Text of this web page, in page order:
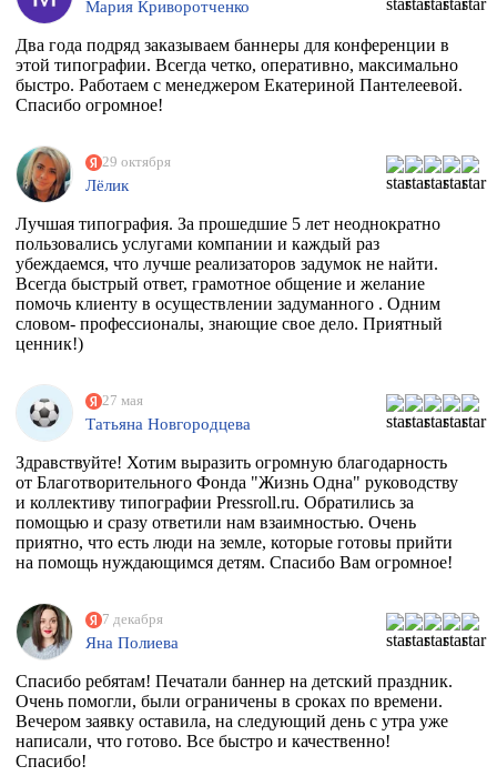
Мария Криворотченко
Два года подряд заказываем баннеры для конференции в
этой типографии. Всегда четко, оперативно, максимально
быстро. Работаем с менеджером Екатериной Пантелеевой.
Спасибо огромное!
29 октября
Лёлик
Лучшая типография. За прошедшие 5 лет неоднократно
пользовались услугами компании и каждый раз
убеждаемся, что лучше реализаторов задумок не найти.
Всегда быстрый ответ, грамотное общение и желание
помочь клиенту в осуществлении задуманного . Одним
словом- профессионалы, знающие свое дело. Приятный
ценник!)
27 мая
Татьяна Новгородцева
Здравствуйте! Хотим выразить огромную благодарность
от Благотворительного Фонда "Жизнь Одна" руководству
и коллективу типографии Pressroll.ru. Обратились за
помощью и сразу ответили нам взаимностью. Очень
приятно, что есть люди на земле, которые готовы прийти
на помощь нуждающимся детям. Спасибо Вам огромное!
7 декабря
Яна Полиева
Спасибо ребятам! Печатали баннер на детский праздник.
Очень помогли, были ограничены в сроках по времени.
Вечером заявку оставила, на следующий день с утра уже
написали, что готово. Все быстро и качественно!
Спасибо!